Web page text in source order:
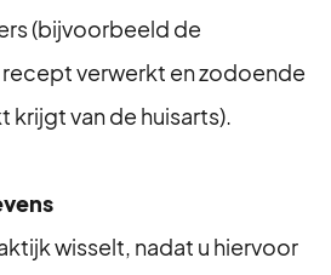
(bijvoorbeeld de
verwerkt en zodoende
krijgt van de huisarts).
wisselt, nadat u hiervoor